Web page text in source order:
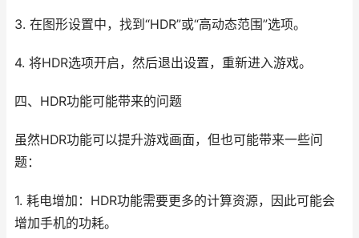
3. 在图形设置中，找到“HDR”或“高动态范围”选项。
4. 将HDR选项开启，然后退出设置，重新进入游戏。
四、HDR功能可能带来的问题
虽然HDR功能可以提升游戏画面，但也可能带来一些问
题：
1. 耗电增加：HDR功能需要更多的计算资源，因此可能会
增加手机的功耗。